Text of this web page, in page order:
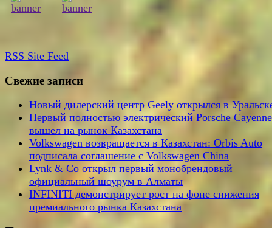
RSS Site Feed
Свежие записи
Новый дилерский центр Geely открылся в
Первый полностью электрический Porsche Cayenne
вышел на рынок Казахстана
Volkswagen возвращается в Казахстан: Orbis Auto
подписала соглашение с Volkswagen China
Lynk & Co открыл первый монобрендовый
официальный шоурум в Алматы
INFINITI демонстрирует рост на фоне снижения
премиального рынка Казахстана